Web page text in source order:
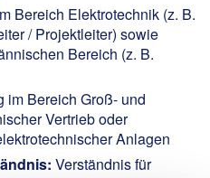
Bereich Elektrotechnik (z. B.
/ Projektleiter) sowie
Bereich (z. B.
im Bereich Groß- und
Vertrieb oder
Anlagen
Verständnis für